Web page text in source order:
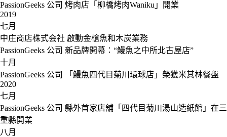
PassionGeeks 公司 烤肉店「柳橋烤肉Waniku」開業
2019
七月
中庄商店株式会社 啟動金槍魚和木炭業務
PassionGeeks 公司 新品牌開幕：“鰻魚之中所北古屋店”
十月
PassionGeeks 公司
「鰻魚四代目菊川環球店」榮獲米其林餐盤
2020
七月
PassionGeeks 公司 縣外首家店舖「四代目菊川湯山造紙館」在三
重縣開業
八月